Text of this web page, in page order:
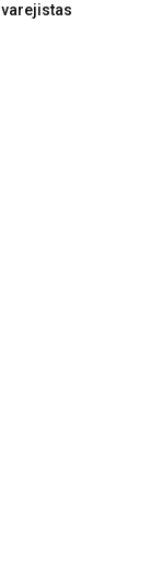
varejistas